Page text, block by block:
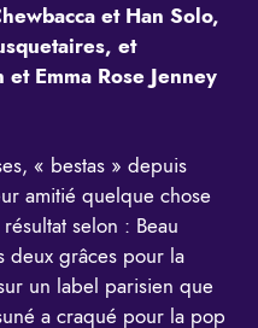
et Han Solo,
et
Emma Rose Jenney
« bestas » depuis
amitié quelque chose
selon : Beau
deux grâces pour la
un label parisien que
a craqué pour la pop